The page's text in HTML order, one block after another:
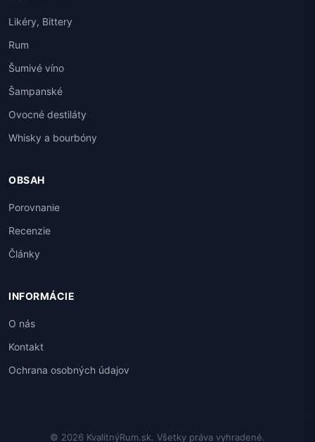
Likéry, Bittery
Rum
Šumivé víno
Šampanské
Ovocné destiláty
Whisky a bourbóny
OBSAH
Porovnanie
Recenzie
Články
INFORMÁCIE
O nás
Kontakt
Ochrana osobných údajov
© 2026 KvalitnýRum.sk. Všetky práva vyhradené.